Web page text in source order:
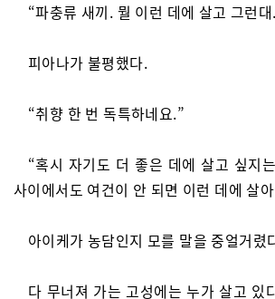
“파충류 새끼. 뭘 이런 데에 살고 그런
피아나가 불평했다.
“취향 한 번 독특하네요.”
“혹시 자기도 더 좋은 데에 살고 싶지
사이에서도 여건이 안 되면 이런 데에 살
아이케가 농담인지 모를 말을 중얼거렸
다 무너져 가는 고성에는 누가 살고 있